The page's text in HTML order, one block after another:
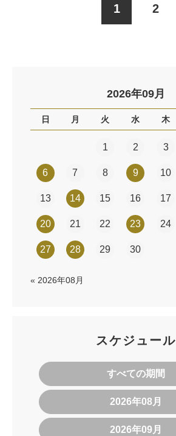
1 2
2026年09月
日 月 火 水 木
1 2 3
6 7 8 9 10
13 14 15 16 17
20 21 22 23 24
27 28 29 30
« 2026年08月
スケジュール
すべての期間
2026年08月
2026年09月